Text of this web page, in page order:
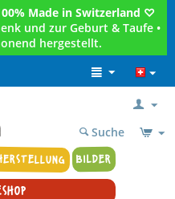
Made in Switzerland ♡
und zur Geburt & Taufe •
hergestellt.
BILDER
Suche